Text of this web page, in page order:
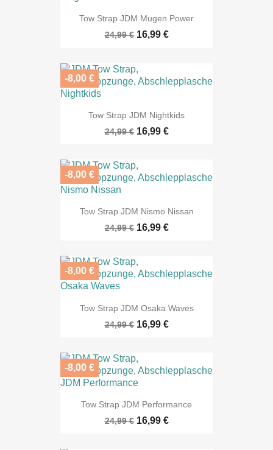
Tow Strap JDM Mugen Power
24,99 € 16,99 €
Tow Strap JDM Nightkids
24,99 € 16,99 €
-8,00 €
Tow Strap JDM Nismo Nissan
24,99 € 16,99 €
-8,00 €
Tow Strap JDM Osaka Waves
24,99 € 16,99 €
-8,00 €
Tow Strap JDM Performance
24,99 € 16,99 €
-8,00 €